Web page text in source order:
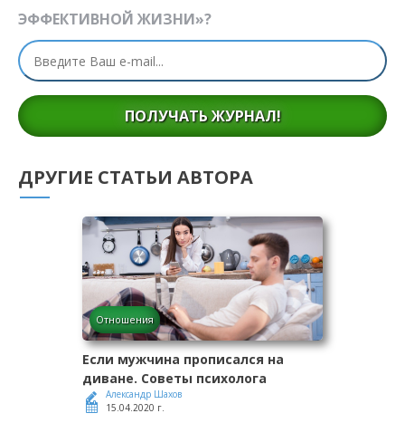
ЭФФЕКТИВНОЙ ЖИЗНИ»?
ПОЛУЧАТЬ ЖУРНАЛ!
ДРУГИЕ СТАТЬИ АВТОРА
Отношения
Если мужчина прописался на
диване. Советы психолога
Александр Шахов
15.04.2020 г.